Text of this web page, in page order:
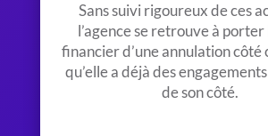
Sans suivi rigoureux de ces
l’agence se retrouve à
financier d’une annulation côté
qu’elle a déjà des
de son côté.